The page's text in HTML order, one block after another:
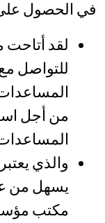
في الحصول
لقد
للتواصل
من أجل
المساعدات
والذي
يسهل من
مكتب